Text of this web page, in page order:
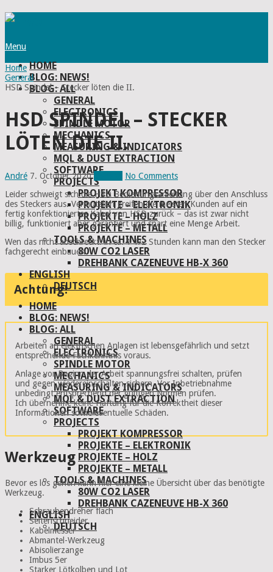
Menu
HOME
BLOG: NEWS!
BLOG: ALL
GENERAL
ELECTRONICS
SPINDLE MOTOR
MECHANICS
MEASURING & INDICATORS
MQL & DUST EXTRACTION
SOFTWARE
PROJECTS
PROJEKT KOMPRESSOR
PROJEKTE – ELEKTRONIK
PROJEKTE – HOLZ
PROJEKTE – METALL
TOOLS & MACHINES
80W CO2 LASER
DREHBANK CAZENEUVE HB-X 360
ENGLISH
DEUTSCH
HOME
BLOG: NEWS!
BLOG: ALL
GENERAL
ELECTRONICS
SPINDLE MOTOR
MECHANICS
MEASURING & INDICATORS
MQL & DUST EXTRACTION
SOFTWARE
PROJECTS
PROJEKT KOMPRESSOR
PROJEKTE – ELEKTRONIK
PROJEKTE – HOLZ
PROJEKTE – METALL
TOOLS & MACHINES
80W CO2 LASER
DREHBANK CAZENEUVE HB-X 360
ENGLISH
DEUTSCH
Home
General
HSD Spindel – Stecker löten die II.
HSD SPINDEL – STECKER
LÖTEN DIE II.
André 7. October 2020
No Comments
Leider schweigt sich die HSD Bedienungsanleitung über den Anschluss
des Steckers aus. Vermutzlich greifen die meisten Kunden auf ein
fertig konfektioniertes Kabel von HSD zurück – das ist zwar nicht
billig, funktioniert aber garantiert und spart eine Menge Arbeit.
Wen das nicht abschreckt: in ca. 1 1/2 Stunden kann man den Stecker
fachgerecht einbauen.
Achtung!
Arbeiten an elektrischen Anlagen ist lebensgefährlich und setzt
entsprechende Fachkenntnis voraus.
Anlage vor Beginn der Arbeit spannungsfrei schalten, prüfen
und gegen wiedereinschalten sichern. Vor Inbetriebnahme
unbedingt entsprechend der gültigen Normen prüfen.
Ich übernehme keine Haftung für die Korrektheit dieser
Informationen sowie eventuelle Schäden.
Werkzeug
Bevor es los gehen kann hier eine kleine Übersicht über das benötigte
Werkzeug.
Schraubendreher flach
Seitenschneider
Kabelmesser
Abmantel-Werkzeug
Abisolierzange
Imbus 5er
Starker Lötkolben und Lot